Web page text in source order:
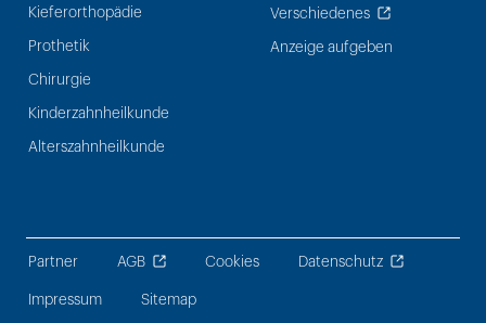
Kieferorthopädie
Prothetik
Chirurgie
Kinderzahnheilkunde
Alterszahnheilkunde
Verschiedenes
Anzeige aufgeben
Partner AGB Cookies Datenschutz
Impressum Sitemap